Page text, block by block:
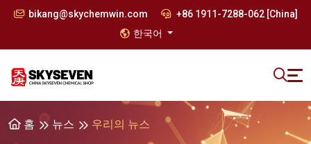
bikang@skychemwin.com
+86 1911-7288-062 [China]
한국어
홈 뉴스 우리의 뉴스